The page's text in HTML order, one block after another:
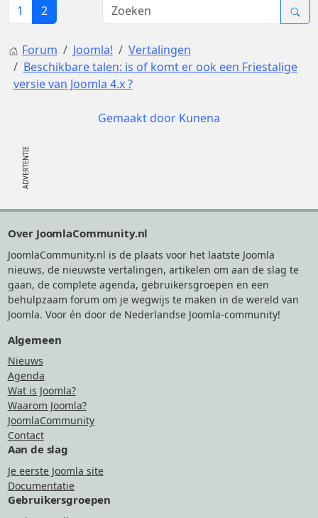
1
2
Forum Joomla!
Vertalingen
Beschikbare talen: is of komt er ook een Friestalige
versie van Joomla 4.x ?
Gemaakt door Kunena
Over JoomlaCommunity.nl
JoomlaCommunity.nl is de plaats voor het laatste Joomla
nieuws, de nieuwste vertalingen, artikelen om aan de slag te
gaan, de complete agenda, gebruikersgroepen en een
behulpzaam forum om je wegwijs te maken in de wereld van
Joomla. Voor én door de Nederlandse Joomla-community!
Algemeen
Nieuws
Agenda
Wat is Joomla?
Waarom Joomla?
JoomlaCommunity
Contact
Aan de slag
Je eerste Joomla site
Documentatie
Gebruikersgroepen